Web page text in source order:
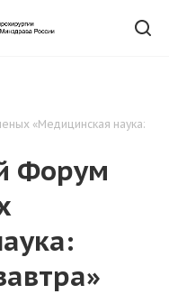
«Медицинская наука:
Форум